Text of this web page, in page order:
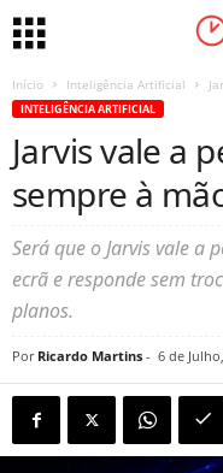
Início Inteligência Artificial
INTELIGÊNCIA ARTIFICIAL
Jarvis vale a
sempre à
Será que o Jarvis vale a
ecrã e responde sem
planos.
Por Ricardo Martins - 6 de